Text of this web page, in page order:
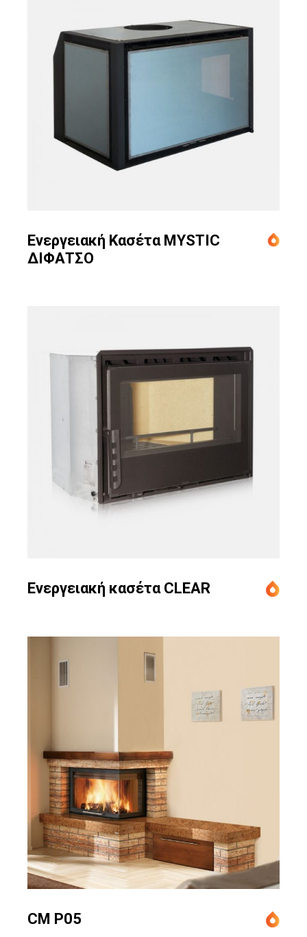
Ενεργειακή Κασέτα MYSTIC
ΔΙΦΑΤΣΟ
Ενεργειακή κασέτα CLEAR
CM P05